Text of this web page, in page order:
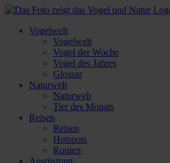
Vogelwelt
Vogelwelt
Vogel der Woche
Vogel des Jahres
Glossar
Naturwelt
Naturwelt
Tier des Monats
Reisen
Reisen
Hotspots
Routen
Ausrüstung